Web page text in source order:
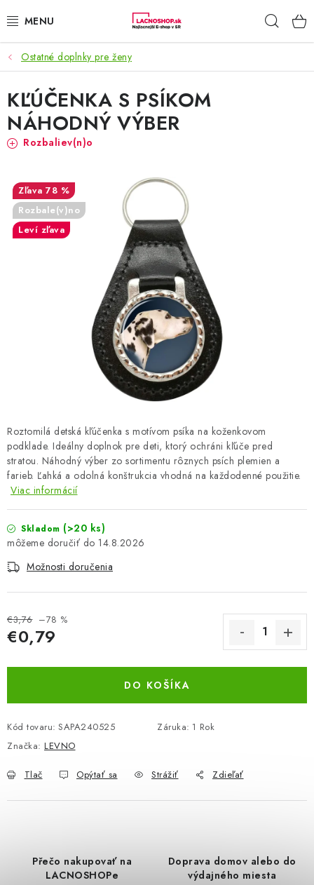
na
NAŠE AKCIE!
NAŠE NOVINKY!
POTRAVINY
NÁBYTOK
ELEKTRO
OBLEČENIE A MÓDA
TOTÁLNA LIKVIDÁCIA
CHOVATEĽSKÉ POTREBY
ŠPORT A OUTDOOR
DROGÉRIA A KOZMETIKA
PRE DETI
AUTO-MOTO
PRODUKTY HISTORICKE BEZ ZASOBY
BEZ ZÁSOBY, K VYŘAZENÍ (VČ. XD)
DÍLNA A STAVBA
DOPLNKOVÝ PREDAJ
Ostatné doplnky pre ženy
Roztomilá detská kľúčenka s motívom psíka na koženkovom
podklade. Ideálny doplnok pre deti, ktorý ochráni kľúče pred
stratou. Náhodný výber zo sortimentu rôznych psích plemien a
farieb. Ľahká a odolná konštrukcia vhodná na každodenné použitie.
Viac informácií
Skladom (>20 ks)
14.8.2026
Možnosti doručenia
€3,76 –78 %
€0,79
DO KOŠÍKA
Kód tovaru: SAPA240525 Záruka: 1 Rok
Značka: LEVNO
Tlač Opýtať sa Strážiť Zdieľať
KĽÚČENKA S PSÍKOM
NÁHODNÝ VÝBER
Rozbaliev(n)o
78 %
Rozbale(v)no
Leví zľava
Přečo nakupovať na
LACNOSHOPe
Doprava domov alebo do
výdajného miesta